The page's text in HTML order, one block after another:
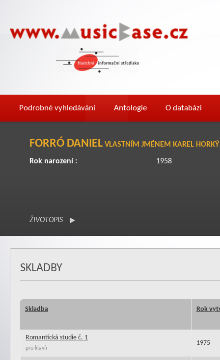
Podrobné vyhledávání Antologie O databázi
FORRÓ DANIEL VLASTNÍM JMÉNEM KAREL HORKÝ
Rok narození : 1958
ŽIVOTOPIS
SKLADBY
Skladba Rok
Romantická studie č. 1
pro klavír
1975